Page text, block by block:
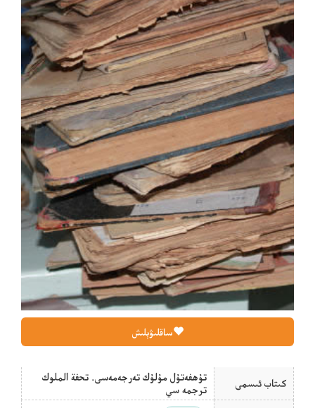
ساقلىۋېلىش
كىتاب ئىسمى
تۇھفەتۇل مۇلۇك تەرجەمەسى. تحفة الملوك
ترجمه سي